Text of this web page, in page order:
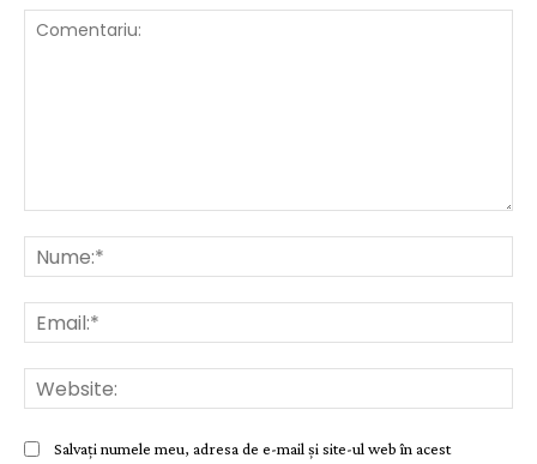
Salvați numele meu, adresa de e-mail și site-ul web în acest